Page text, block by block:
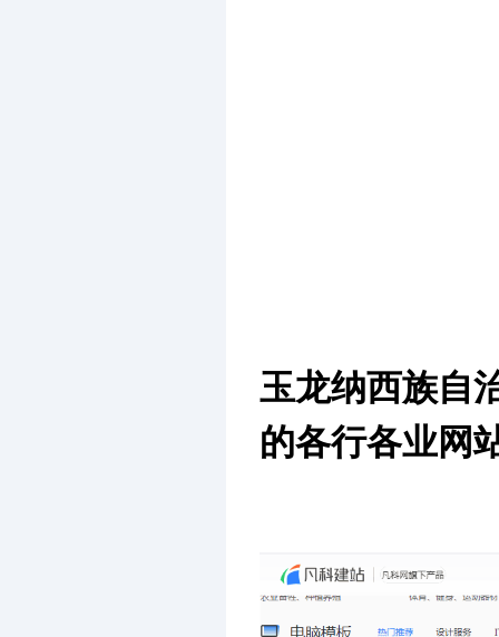
玉龙纳西族自
的各行各业网